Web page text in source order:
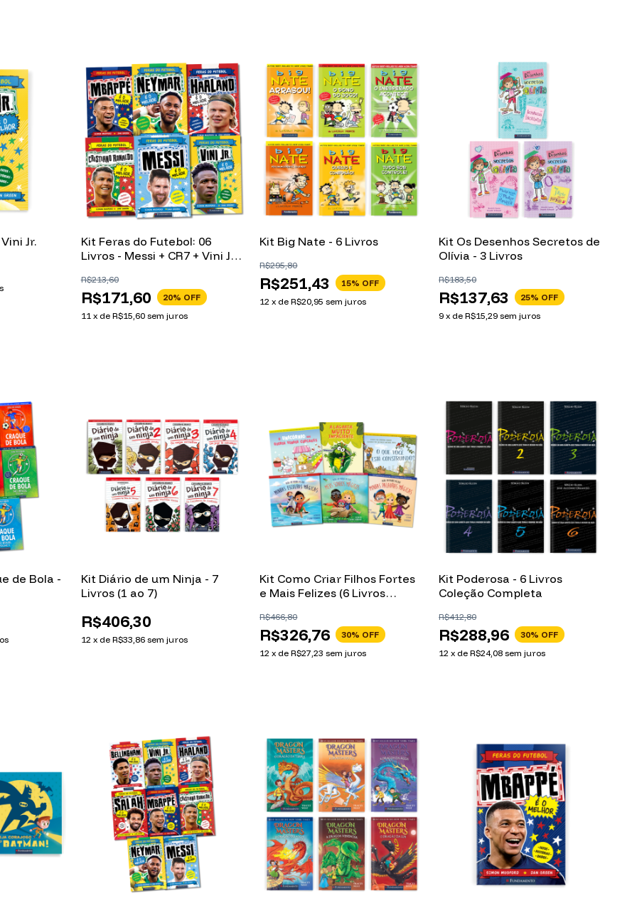
Jr.
Kit Feras do Futebol: 06
Livros - Messi + CR7 + Vini Jr +
R$171,60
R$213,60
20% OFF
11 x de R$15,60 sem juros
Kit Big Nate - 6 Livros
R$251,43
R$295,80
15% OFF
12 xdeR$20,95 sem juros
Kit Os Desenhos Secretos de
Olívia - 3 Livros
R$137,63
R$183,50
25% OFF
9 xdeR$15,29 sem juros
de Bola -
Kit Diário de um Ninja - 7
Livros (1 ao 7)
R$406,30
12 x de R$33,86 sem juros
Kit Como Criar Filhos Fortes
e Mais Felizes (6 Livros
Picture Books)
R$326,76
R$466,80
30% OFF
12 xdeR$27,23 sem juros
Kit Poderosa - 6 Livros
Coleção Completa
R$288,96
R$412,80
30% OFF
12 xdeR$24,08 sem juros